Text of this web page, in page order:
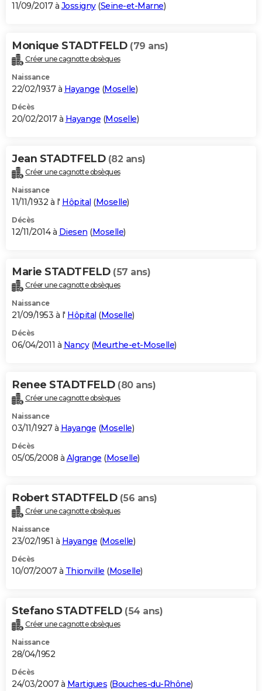
11/09/2017 à Jossigny(Seine-et-Marne)
Monique STADTFELD (79 ans)
Créer une cagnotte obsèques
Naissance
22/02/1937 à Hayange (Moselle)
Décès
20/02/2017 à Hayange (Moselle)
Jean STADTFELD (82 ans)
Créer une cagnotte obsèques
Naissance
11/11/1932 à l' Hôpital (Moselle)
Décès
12/11/2014 à Diesen (Moselle)
Marie STADTFELD (57 ans)
Créer une cagnotte obsèques
Naissance
21/09/1953 à l' Hôpital (Moselle)
Décès
06/04/2011 à Nancy(Meurthe-et-Moselle)
Renee STADTFELD (80 ans)
Créer une cagnotte obsèques
Naissance
03/11/1927 à Hayange (Moselle)
Décès
05/05/2008 à Algrange (Moselle)
Robert STADTFELD (56 ans)
Créer une cagnotte obsèques
Naissance
23/02/1951 à Hayange (Moselle)
Décès
10/07/2007 à Thionville (Moselle)
Stefano STADTFELD (54 ans)
Créer une cagnotte obsèques
Naissance
28/04/1952
Décès
24/03/2007 à Martigues (Bouches-du-Rhône)